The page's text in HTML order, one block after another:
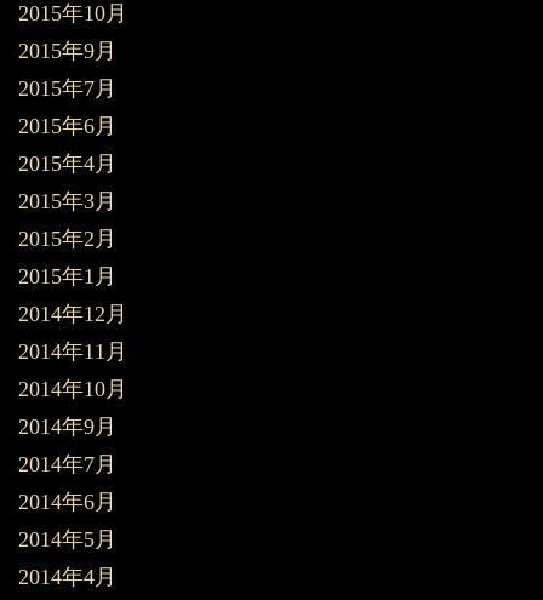
2015年10月
2015年9月
2015年7月
2015年6月
2015年4月
2015年3月
2015年2月
2015年1月
2014年12月
2014年11月
2014年10月
2014年9月
2014年7月
2014年6月
2014年5月
2014年4月